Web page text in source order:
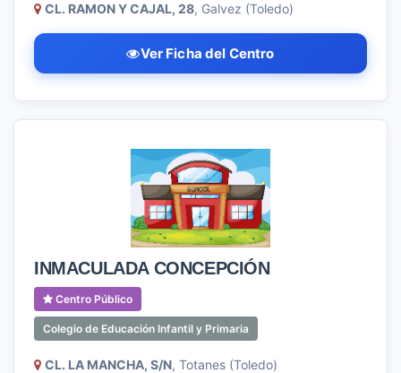
CL. RAMON Y CAJAL, 28, Galvez (Toledo)
Ver Ficha del Centro
INMACULADA CONCEPCIÓN
Centro Público
Colegio de Educación Infantil y Primaria
CL. LA MANCHA, S/N, Totanes (Toledo)